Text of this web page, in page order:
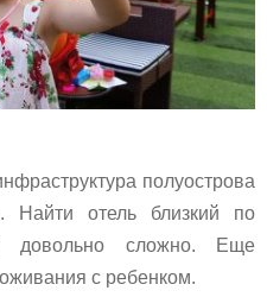
полуострова
Найти отель близкий по
довольно сложно. Еще
с ребенком.